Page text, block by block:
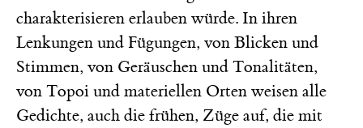
charakterisieren erlauben würde. In ihren
Lenkungen und Fügungen, von Blicken und
Stimmen, von Geräuschen und Tonalitäten,
von Topoi und materiellen Orten weisen alle
Gedichte, auch die frühen, Züge auf, die mit